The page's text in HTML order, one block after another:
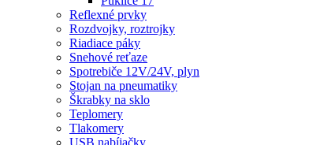
Reflexné prvky
Rozdvojky, roztrojky
Riadiace páky
Snehové reťaze
Spotrebiče 12V/24V, plyn
Stojan na pneumatiky
Škrabky na sklo
Teplomery
Tlakomery